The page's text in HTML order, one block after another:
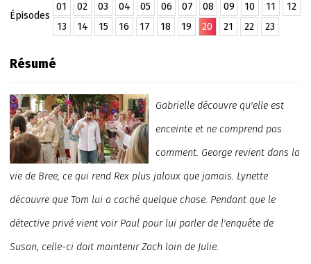
Épisodes
01 02 03 04 05 06 07 08 09 10 11
12
13
14 15 16 17 18 19 20 21 22 23
Résumé
Gabrielle découvre qu'elle est
enceinte et ne comprend pas
comment. George revient dans la
vie de Bree, ce qui rend Rex plus jaloux que jamais. Lynette
découvre que Tom lui a caché quelque chose. Pendant que le
détective privé vient voir Paul pour lui parler de l'enquête de
Susan, celle-ci doit maintenir Zach loin de Julie.